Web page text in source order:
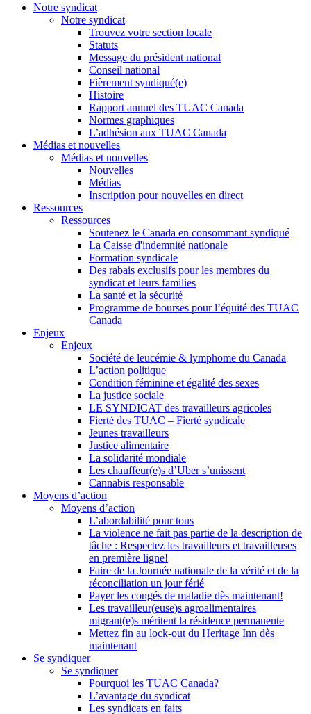
Notre syndicat
Notre syndicat
Trouvez votre section locale
Statuts
Message du président national
Conseil national
Fièrement syndiqué(e)
Histoire
Rapport annuel des TUAC Canada
Normes graphiques
L’adhésion aux TUAC Canada
Médias et nouvelles
Médias et nouvelles
Nouvelles
Médias
Inscription pour nouvelles en direct
Ressources
Ressources
Soutenez le Canada en consommant syndiqué
La Caisse d'indemnité nationale
Formation syndicale
Des rabais exclusifs pour les membres du
syndicat et leurs families
La santé et la sécurité
Programme de bourses pour l’équité des TUAC
Canada
Enjeux
Enjeux
Société de leucémie & lymphome du Canada
L’action politique
Condition féminine et égalité des sexes
La justice sociale
LE SYNDICAT des travailleurs agricoles
Fierté des TUAC – Fierté syndicale
Jeunes travailleurs
Justice alimentaire
La solidarité mondiale
Les chauffeur(e)s d’Uber s’unissent
Cannabis responsable
Moyens d’action
Moyens d’action
L’abordabilité pour tous
La violence ne fait pas partie de la description de
tâche : Respectez les travailleurs et travailleuses
en première ligne!
Faire de la Journée nationale de la vérité et de la
réconciliation un jour férié
Payer les congés de maladie dès maintenant!
Les travailleur(euse)s agroalimentaires
migrant(e)s méritent la résidence permanente
Mettez fin au lock-out du Heritage Inn dès
maintenant
Se syndiquer
Se syndiquer
Pourquoi les TUAC Canada?
L’avantage du syndicat
Les syndicats en faits